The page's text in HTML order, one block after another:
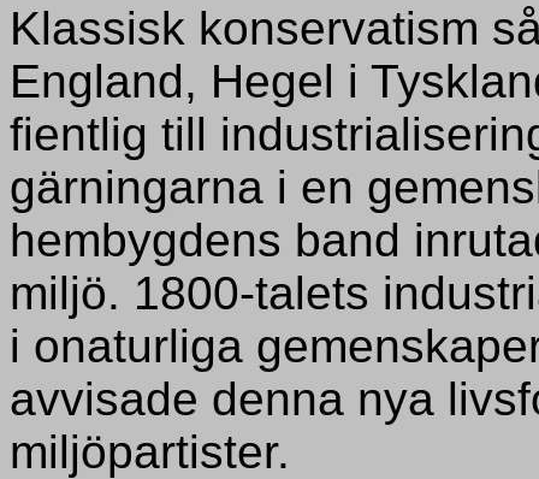
Klassisk konservatism
England, Hegel i
fientlig till
gärningarna i en
hembygdens band
miljö. 1800-talets
i onaturliga
avvisade denna nya
miljöpartister.